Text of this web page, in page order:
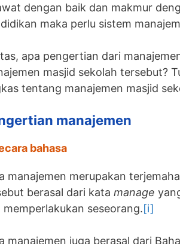
dengan baik dan makmur
maka perlu sistem
apa pengertian dari
masjid sekolah tersebut?
tentang manajemen masjid
manajemen
bahasa
manajemen merupakan
berasal dari kata manage
memperlakukan seseorang.[i]
manajemen juga berasal dari